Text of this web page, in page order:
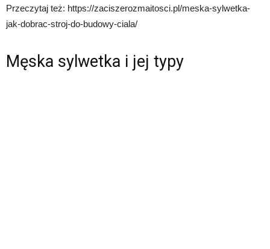
Przeczytaj też: https://zaciszerozmaitosci.pl/meska-sylwetka-
jak-dobrac-stroj-do-budowy-ciala/
Męska sylwetka i jej typy